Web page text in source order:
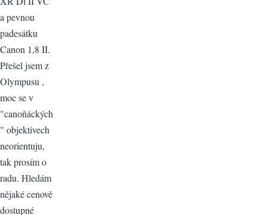
a pevnou
padesátku
Canon 1,8 II.
Přešel jsem z
Olympusu ,
moc se v
"canoňáckých
" objektivech
neorientuju,
tak prosím o
radu. Hledám
nějaké cenově
dostupné